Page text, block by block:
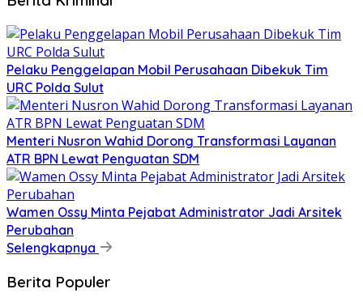
​Pelaku Penggelapan Mobil Perusahaan Dibekuk Tim
URC Polda Sulut
​Menteri Nusron Wahid Dorong Transformasi Layanan
ATR BPN Lewat Penguatan SDM
Wamen Ossy Minta Pejabat Administrator Jadi Arsitek
Perubahan
Selengkapnya
Berita Populer